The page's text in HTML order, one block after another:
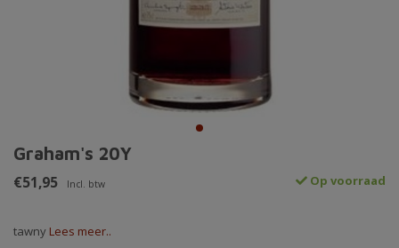
Graham's 20Y
€51,95 Incl. btw Op voorraad
tawny Lees meer..